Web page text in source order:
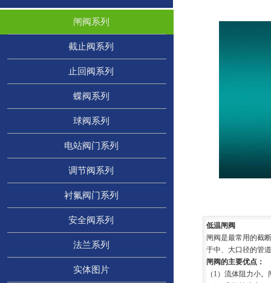
低温闸阀
闸阀是最常用的截
于中、大口径的管
闸阀的主要优点：
（1）流体阻力小
闸阀系列
截止阀系列
止回阀系列
蝶阀系列
球阀系列
电站阀门系列
调节阀系列
衬氟阀门系列
安全阀系列
法兰系列
实体图片
联系我们
CONTACT US
中国某某某机械有限公司
4008-123-1X3
021-1234567X
service@xxxxx.com